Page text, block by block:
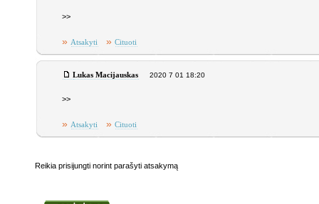
>>
» Atsakyti » Cituoti
Lukas Macijauskas 2020 7 01 18:20
>>
» Atsakyti » Cituoti
Reikia prisijungti norint parašyti atsakymą